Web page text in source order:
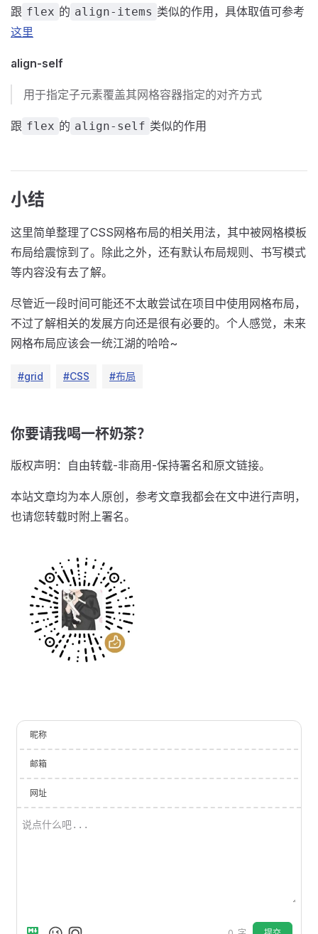
跟 flex 的 align-items 类似的作用，具体取值可参考
这里
align-self
用于指定子元素覆盖其网格容器指定的对齐方式
跟 flex 的 align-self 类似的作用
小结
这里简单整理了CSS网格布局的相关用法，其中被网格模板
布局给震惊到了。除此之外，还有默认布局规则、书写模式
等内容没有去了解。
尽管近一段时间可能还不太敢尝试在项目中使用网格布局，
不过了解相关的发展方向还是很有必要的。个人感觉，未来
网格布局应该会一统江湖的哈哈~
#grid #CSS #布局
你要请我喝一杯奶茶？
版权声明：自由转载-非商用-保持署名和原文链接。
本站文章均为本人原创，参考文章我都会在文中进行声明，
也请您转载时附上署名。
昵称
邮箱
网址